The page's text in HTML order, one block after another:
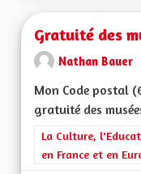
Gratuité des
Nathan Bauer
Mon Code postal
gratuité des
Filtrer les résultats
La Culture,
en France et en